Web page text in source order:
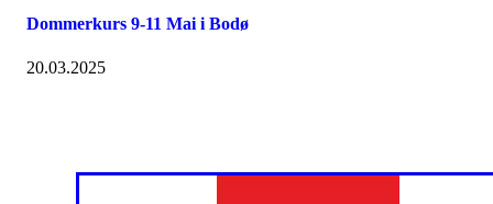
Dommerkurs 9-11 Mai i Bodø
20.03.2025